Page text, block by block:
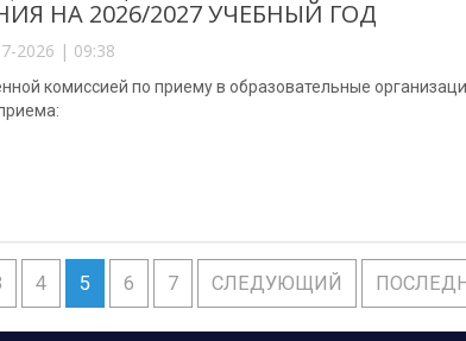
НА 2026/2027 УЧЕБНЫЙ ГОД
2026 | 09:38
комиссией по приему в образовательные
4 5 6 7 СЛЕДУЮЩИЙ